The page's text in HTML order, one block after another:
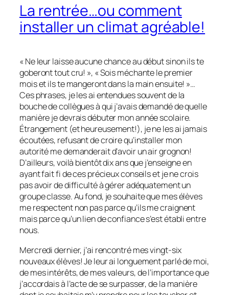
La rentrée…ou comment
installer un climat agréable!
« Ne leur laisse aucune chance au début sinon ils te
goberont tout cru! », « Sois méchante le premier
mois et ils te mangeront dans la main ensuite! »…
Ces phrases, je les ai entendues souvent de la
bouche de collègues à qui j’avais demandé de quelle
manière je devrais débuter mon année scolaire.
Étrangement (et heureusement!), je ne les ai jamais
écoutées, refusant de croire qu’installer mon
autorité me demanderait d’avoir un air grognon!
D’ailleurs, voilà bientôt dix ans que j’enseigne en
ayant fait fi de ces précieux conseils et je ne crois
pas avoir de difficulté à gérer adéquatement un
groupe classe. Au fond, je souhaite que mes élèves
me respectent non pas parce qu’ils me craignent
mais parce qu’un lien de confiance s’est établi entre
nous.
Mercredi dernier, j’ai rencontré mes vingt-six
nouveaux élèves! Je leur ai longuement parlé de moi,
de mes intérêts, de mes valeurs, de l’importance que
j’accordais à l’acte de se surpasser, de la manière